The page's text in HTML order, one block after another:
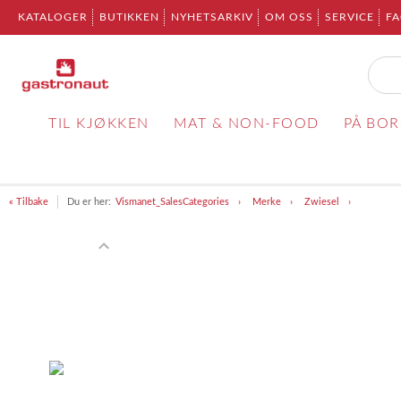
KATALOGER BUTIKKEN NYHETSARKIV OM OSS SERVICE
TIL KJØKKEN MAT & NON-FOOD PÅ
« Tilbake Du er her: Vismanet_SalesCategories Merke Zwiesel